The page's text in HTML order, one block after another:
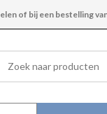
of bij een bestelling